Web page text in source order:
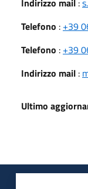
Indirizzo mail :
Telefono : +39
Telefono : +39
Indirizzo mail :
Ultimo